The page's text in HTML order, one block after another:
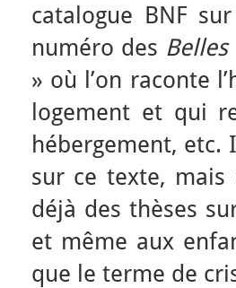
catalogue BNF
numéro des
» où l’on raconte
logement et qui
hébergement,
sur ce texte, mais
déjà des thèses
et même aux
que le terme de